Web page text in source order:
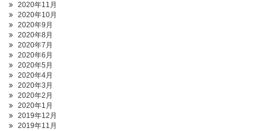
2020年11月
2020年10月
2020年9月
2020年8月
2020年7月
2020年6月
2020年5月
2020年4月
2020年3月
2020年2月
2020年1月
2019年12月
2019年11月